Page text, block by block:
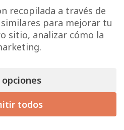
© Onlytiles S.L.
los Azulejos ®
Web
recopilada a través de
para mejorar tu
sitio, analizar cómo la
opciones
todos